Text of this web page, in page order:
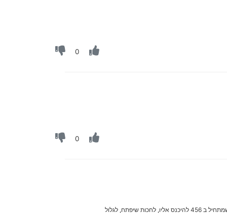
0
0
נ.ב. יש דרך יותר פשוטה לחסום את ההגדרות, להיכנס לכונן של אוצר החכמה, יש שם תקיה עם סמל של ? צהוב, בתוכו יש קובץ שמתחיל ב 456 להיכנס אליו, לחכות שיפתח, לגלול